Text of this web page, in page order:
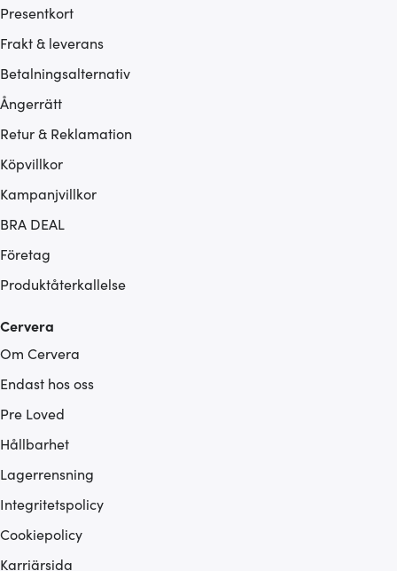
Presentkort
Frakt & leverans
Betalningsalternativ
Ångerrätt
Retur & Reklamation
Köpvillkor
Kampanjvillkor
BRA DEAL
Företag
Produktåterkallelse
Cervera
Om Cervera
Endast hos oss
Pre Loved
Hållbarhet
Lagerrensning
Integritetspolicy
Cookiepolicy
Karriärsida